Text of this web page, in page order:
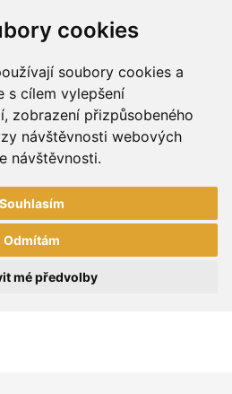
cookies
soubory cookies a
s cílem vylepšení
zobrazení přizpůsobeného
návštěvnosti webových
návštěvnosti.
Souhlasím
Odmítám
mé předvolby